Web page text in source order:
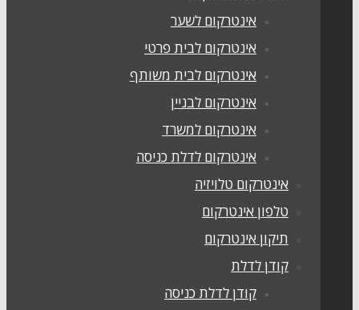
אינטרקום לשער
אינטרקום לבית פרטי
אינטרקום לבית משותף
אינטרקום לבניין
אינטרקום למשרד
אינטרקום לדלת כניסה
אינטרקום טלויזיה
טלפון אינטרקום
תיקון אינטרקום
קודן לדלת
קודן לדלת כניסה